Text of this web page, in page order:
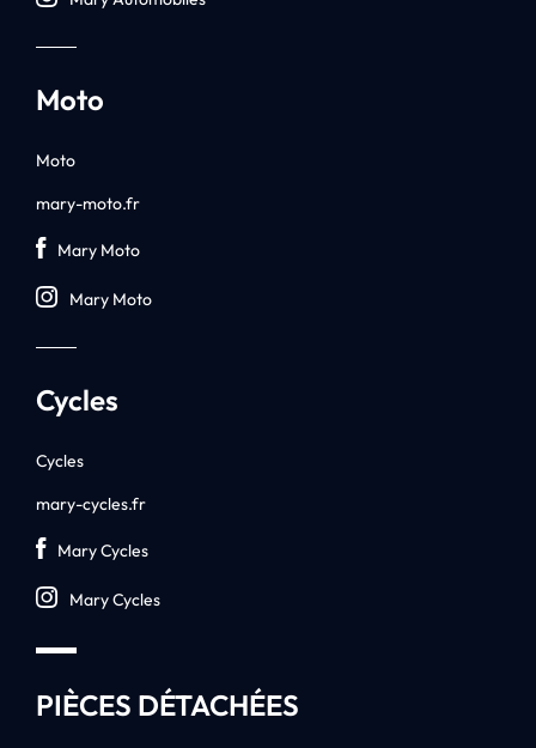
Moto
Moto
mary-moto.fr
Mary Moto
Mary Moto
Cycles
Cycles
mary-cycles.fr
Mary Cycles
Mary Cycles
PIÈCES DÉTACHÉES